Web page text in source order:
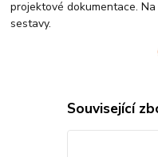
projektové dokumentace.
sestavy.
Související